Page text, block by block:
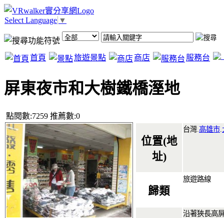
Select Language ▼
首頁 旅遊景點 商店 服務台
屏東夜市和大樹鐵橋溼地
點閱數:7259 推薦數:0
位置(地
址)
台灣. 高雄市
歸類
旅遊路線
沿著狹長高